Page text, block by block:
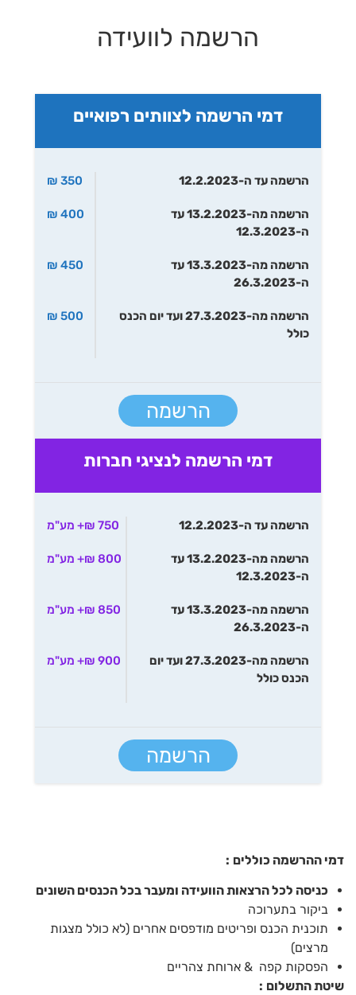
הרשמה לוועידה
דמי הרשמה לצוותים רפואיים
הרשמה עד ה-12.2.2023 350 ₪
הרשמה מה-13.2.2023 עד
ה-12.3.2023
400 ₪
הרשמה מה-13.3.2023 עד
ה-26.3.2023
450 ₪
הרשמה מה-27.3.2023 ועד יום הכנס
כולל
500 ₪
הרשמה
דמי הרשמה לנציגי חברות
הרשמה עד ה-12.2.2023 750 ₪+ מע"מ
הרשמה מה-13.2.2023 עד
ה-12.3.2023
800 ₪+ מע"מ
הרשמה מה-13.3.2023 עד
ה-26.3.2023
850 ₪+ מע"מ
הרשמה מה-27.3.2023 ועד יום
הכנס כולל
900 ₪+ מע"מ
הרשמה
דמי ההרשמה כוללים :
כניסה לכל הרצאות הוועידה ומעבר בכל הכנסים השונים
ביקור בתערוכה
תוכנית הכנס ופריטים מודפסים אחרים (לא כולל מצגות
מרצים)
הפסקות קפה & ארוחת צהריים
שיטת התשלום :